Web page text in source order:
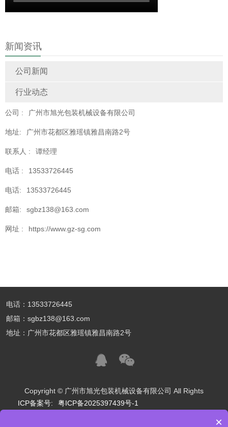
新闻资讯
公司新闻
行业动态
公司 : 广州市旭光包装机械设备有限公司
地址: 广州市花都区雅瑶镇雅昌南路2号
联系人 : 谭经理
电话 : 13533726445
电话: 13533726445
邮箱: sgbz138@163.com
网址 : https://www.gz-sg.com
电话：13533726445
邮箱：sgbz138@163.com
地址：广州市花都区雅瑶镇雅昌南路2号
Copyright © 广州市旭光包装机械设备有限公司 All Rights
ICP备案号:
粤ICP备2025397439号-1
×